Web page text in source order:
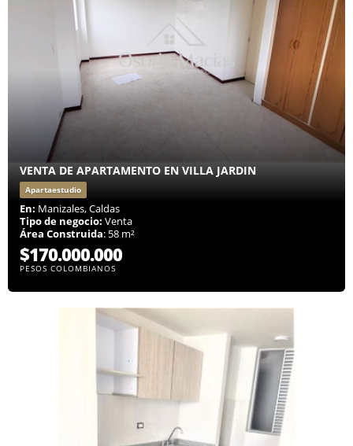
VENTA DE APARTAMENTO EN VILLA JARDIN
Apartaestudio
En: Manizales, Caldas
Tipo de negocio: Venta
Área Construida: 58 m²
$170.000.000
PESOS COLOMBIANOS